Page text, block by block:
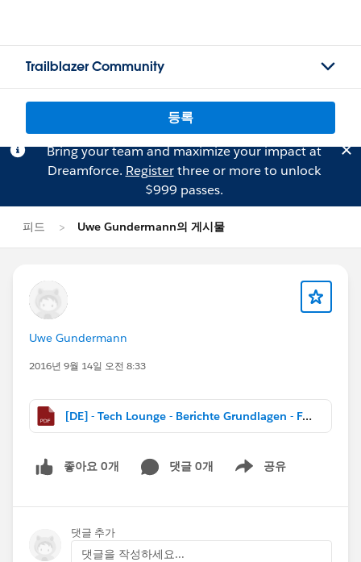
Trailblazer Community
등록
Bring your team and maximize your impact at
Dreamforce. Registerthree or more to unlock
$999 passes.
피드 Uwe Gundermann의 게시물
Uwe Gundermann
2016년 9월 14일 오전 8:33
[DE] - Tech Lounge - Berichte Grundlagen - Folien.pdf
좋아요 0개 댓글 0개 공유
Show menu
댓글 추가
댓글을 작성하세요...